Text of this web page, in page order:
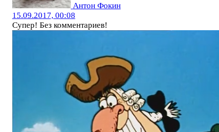
Антон Фокин
15.09.2017, 00:08
Супер! Без комментариев!